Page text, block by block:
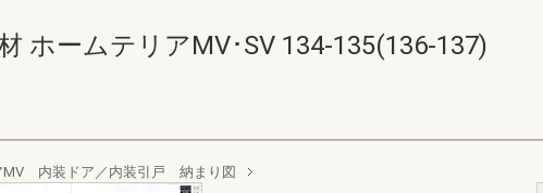
ホームテリアMV･SV 134-135(136-137)
MV 内装ドア／内装引戸 納まり図